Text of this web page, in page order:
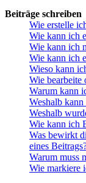
Beiträge schreiben
Wie erstelle
Wie kann ich
Wie kann ich
Wie kann ich
Wieso kann
Wie bearbeite
Warum kann
Weshalb
Weshalb
Wie kann ich
Was bewirkt
eines
Warum muss
Wie markiere